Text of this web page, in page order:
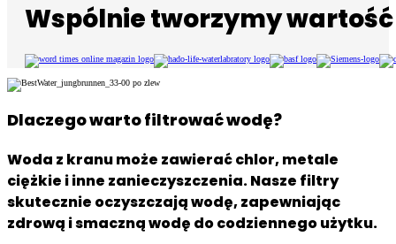
Wspólnie tworzymy wartość
Dlaczego warto filtrować wodę?
Woda z kranu może zawierać chlor, metale
ciężkie i inne zanieczyszczenia. Nasze filtry
skutecznie oczyszczają wodę, zapewniając
zdrową i smaczną wodę do codziennego użytku.